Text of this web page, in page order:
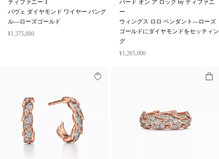
ティファニー T
パヴェ ダイヤモンド ワイヤー バング
ル—ローズゴールド
¥1,375,000
バード オン ア ロック by ティファニ
ー
ウィングス ロロ ペンダント—ローズ
ゴールドにダイヤモンドをセッティン
グ
¥1,265,000